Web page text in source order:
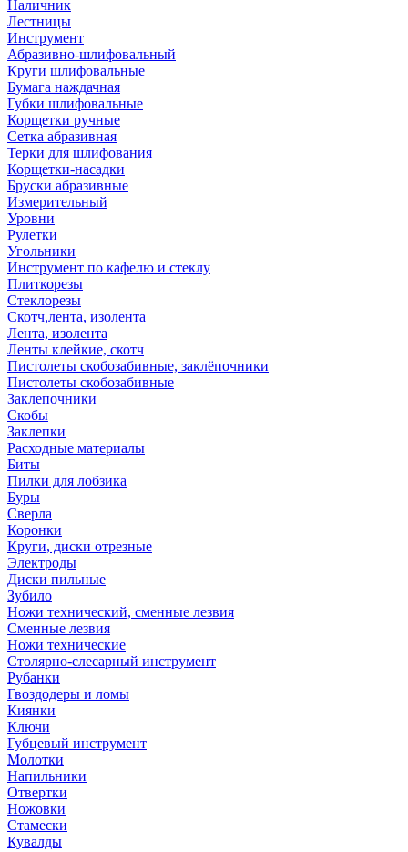
Наличник
Лестницы
Инструмент
Абразивно-шлифовальный
Круги шлифовальные
Бумага наждачная
Губки шлифовальные
Корщетки ручные
Сетка абразивная
Терки для шлифования
Корщетки-насадки
Бруски абразивные
Измерительный
Уровни
Рулетки
Угольники
Инструмент по кафелю и стеклу
Плиткорезы
Стеклорезы
Скотч,лента, изолента
Лента, изолента
Ленты клейкие, скотч
Пистолеты скобозабивные, заклёпочники
Пистолеты скобозабивные
Заклепочники
Скобы
Заклепки
Расходные материалы
Биты
Пилки для лобзика
Буры
Сверла
Коронки
Круги, диски отрезные
Электроды
Диски пильные
Зубило
Ножи технический, сменные лезвия
Сменные лезвия
Ножи технические
Столярно-слесарный инструмент
Рубанки
Гвоздодеры и ломы
Киянки
Ключи
Губцевый инструмент
Молотки
Напильники
Отвертки
Ножовки
Стамески
Кувалды